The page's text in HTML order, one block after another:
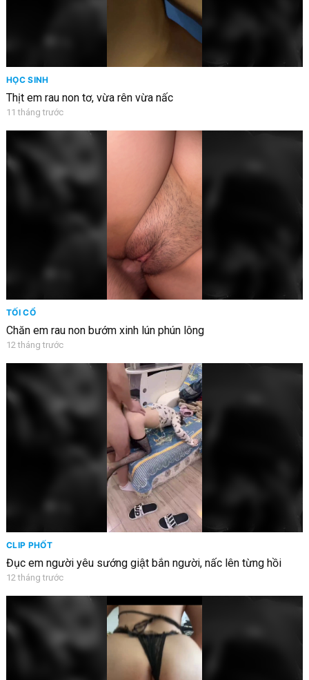
HỌC SINH
Thịt em rau non tơ, vừa rên vừa nấc
11 tháng trước
TỐI CỔ
Chăn em rau non bướm xinh lún phún lông
12 tháng trước
CLIP PHỐT
Đục em người yêu sướng giật bắn người, nấc lên từng hồi
12 tháng trước